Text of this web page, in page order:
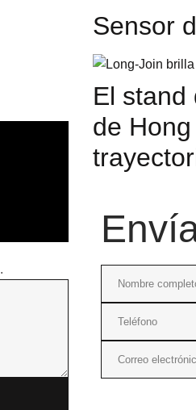
Sensor
El stand
de